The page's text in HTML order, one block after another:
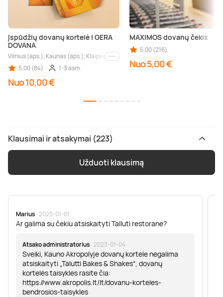
Įspūdžių dovanų kortelė | GERA
DOVANA
Vilnius (aps.), Kaunas (aps.), Klaipėda (aps.), Palanga (aps.), Nida (aps.),
Kiti miestai
5,00 (84)
1-3 asm.
Nuo 10,00 €
MAXIMOS dovanų čekis
5,00 (216)
Nuo 5,00 €
Klausimai ir atsakymai (223)
Užduoti klausimą
Marius · 2023-01-01
Ar galima su čekiu atsiskaityti Talluti restorane?
Atsako administratorius · 2023-01-04
Sveiki, Kauno Akropolyje dovanų kortele negalima
atsiskaityti „Talutti Bakes & Shakes“, dovanų
kortelės taisykles rasite čia:
https://www.akropolis.lt/lt/dovanu-korteles-
bendrosios-taisykles